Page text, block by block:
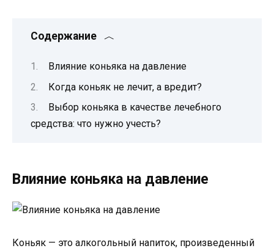
Содержание
Влияние коньяка на давление
Когда коньяк не лечит, а вредит?
Выбор коньяка в качестве лечебного
средства: что нужно учесть?
Влияние коньяка на давление
Коньяк — это алкогольный напиток, произведенный